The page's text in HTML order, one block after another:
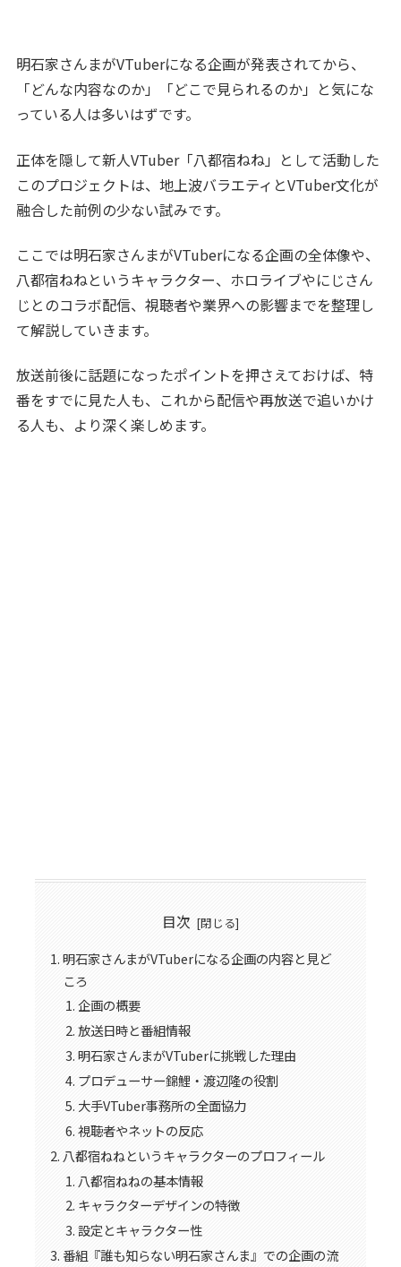
明石家さんまがVTuberになる企画が発表されてから、
「どんな内容なのか」「どこで見られるのか」と気にな
っている人は多いはずです。
正体を隠して新人VTuber「八都宿ねね」として活動した
このプロジェクトは、地上波バラエティとVTuber文化が
融合した前例の少ない試みです。
ここでは明石家さんまがVTuberになる企画の全体像や、
八都宿ねねというキャラクター、ホロライブやにじさん
じとのコラボ配信、視聴者や業界への影響までを整理し
て解説していきます。
放送前後に話題になったポイントを押さえておけば、特
番をすでに見た人も、これから配信や再放送で追いかけ
る人も、より深く楽しめます。
目次
明石家さんまがVTuberになる企画の内容と見ど
ころ
企画の概要
放送日時と番組情報
明石家さんまがVTuberに挑戦した理由
プロデューサー錦鯉・渡辺隆の役割
大手VTuber事務所の全面協力
視聴者やネットの反応
八都宿ねねというキャラクターのプロフィール
八都宿ねねの基本情報
キャラクターデザインの特徴
設定とキャラクター性
番組『誰も知らない明石家さんま』での企画の流